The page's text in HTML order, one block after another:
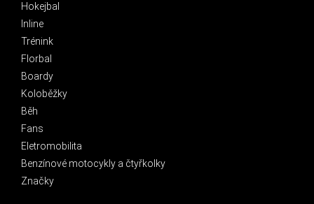
Hokejbal
Inline
Trénink
Florbal
Boardy
Koloběžky
Běh
Fans
Eletromobilita
Benzínové motocykly a čtyřkolky
Značky